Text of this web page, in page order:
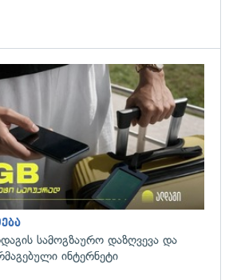
სამოგზაურო დაზღვევა და
ინტერნეტი